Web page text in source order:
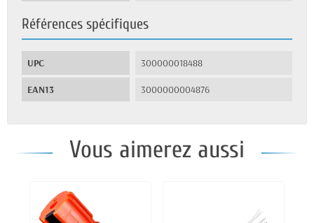
Références spécifiques
UPC 300000018488
EAN13 3000000004876
Vous aimerez aussi